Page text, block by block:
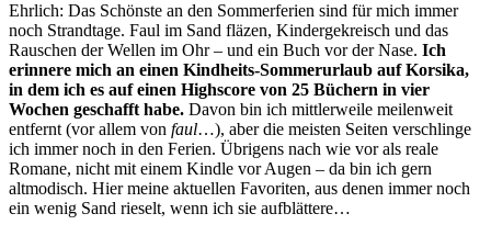
Ehrlich: Das Schönste an den Sommerferien sind für mich immer
noch Strandtage. Faul im Sand fläzen, Kindergekreisch und das
Rauschen der Wellen im Ohr – und ein Buch vor der Nase. Ich
erinnere mich an einen Kindheits-Sommerurlaub auf Korsika,
in dem ich es auf einen Highscore von 25 Büchern in vier
Wochen geschafft habe. Davon bin ich mittlerweile meilenweit
entfernt (vor allem von faul…), aber die meisten Seiten verschlinge
ich immer noch in den Ferien. Übrigens nach wie vor als reale
Romane, nicht mit einem Kindle vor Augen – da bin ich gern
altmodisch. Hier meine aktuellen Favoriten, aus denen immer noch
ein wenig Sand rieselt, wenn ich sie aufblättere…